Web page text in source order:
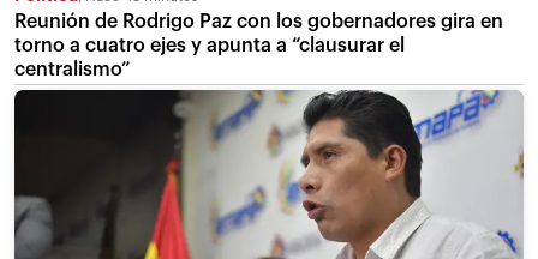
Reunión de Rodrigo Paz con los gobernadores gira en
torno a cuatro ejes y apunta a “clausurar el
centralismo”